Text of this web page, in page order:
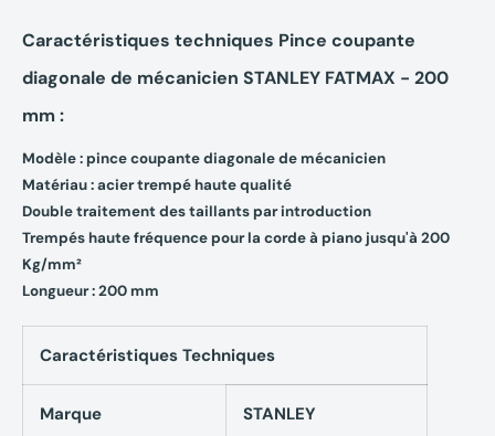
Caractéristiques techniques Pince coupante
diagonale de mécanicien STANLEY FATMAX - 200
mm :
Modèle : pince coupante diagonale de mécanicien
Matériau : acier trempé haute qualité
Double traitement des taillants par introduction
Trempés haute fréquence pour la corde à piano jusqu'à 200
Kg/mm²
Longueur : 200 mm
Caractéristiques Techniques
Marque STANLEY